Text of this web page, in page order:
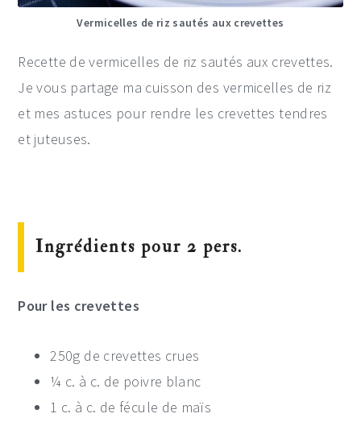
Vermicelles de riz sautés aux crevettes
Recette de vermicelles de riz sautés aux crevettes.
Je vous partage ma cuisson des vermicelles de riz
et mes astuces pour rendre les crevettes tendres
et juteuses.
Ingrédients pour 2 pers.
Pour les crevettes
250g de crevettes crues
¼ c. à c. de poivre blanc
1 c. à c. de fécule de maïs